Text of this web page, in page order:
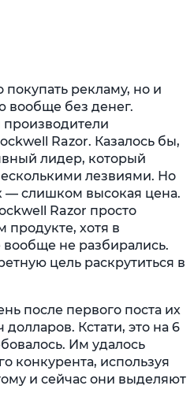
рекламу, но и
вообще без денег.
Razor. Казалось бы,
лидер, который
лезвиями. Но
— слишком высокая цена.
Razor просто
продукте, хотя в
не разбирались.
цель раскрутиться в
после первого поста их
долларов. Кстати, это на 6
Им удалось
конкурента, используя
и сейчас они выделяют